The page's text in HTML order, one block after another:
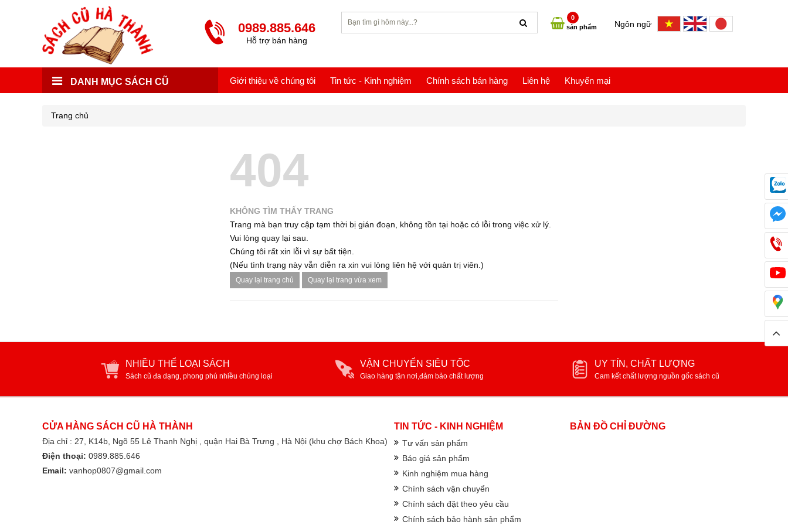
0989.885.646
Hỗ trợ bán hàng
0
sản phẩm
Ngôn ngữ
DANH MỤC SÁCH CŨ Giới thiệu về chúng tôi Tin tức - Kinh nghiệm Chính sách bán hàng Liên hệ Khuyến mại
Trang chủ
404
KHÔNG TÌM THẤY TRANG
Trang mà bạn truy cập tạm thời bị gián đoạn, không tồn tại hoặc có lỗi trong việc xử lý.
Vui lòng quay lại sau.
Chúng tôi rất xin lỗi vì sự bất tiện.
(Nếu tình trạng này vẫn diễn ra xin vui lòng liên hệ với quản trị viên.)
Quay lại trang chủ Quay lại trang vừa xem
NHIỀU THỂ LOẠI SÁCH
Sách cũ đa dạng, phong phú nhiều chủng loại
VẬN CHUYỂN SIÊU TỐC
Giao hàng tận nơi,đảm bảo chất lượng
UY TÍN, CHẤT LƯỢNG
Cam kết chất lượng nguồn gốc sách cũ
CỬA HÀNG SÁCH CŨ HÀ THÀNH
Địa chỉ : 27, K14b, Ngõ 55 Lê Thanh Nghị , quận Hai Bà Trưng , Hà Nội (khu chợ Bách Khoa)
Điện thoại: 0989.885.646
Email: vanhop0807@gmail.com
TIN TỨC - KINH NGHIỆM
Tư vấn sản phẩm
Báo giá sản phẩm
Kinh nghiệm mua hàng
Chính sách vận chuyển
Chính sách đặt theo yêu cầu
Chính sách bảo hành sản phẩm
BẢN ĐỒ CHỈ ĐƯỜNG